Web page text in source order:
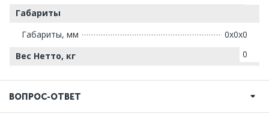
Габариты
Габариты, мм
0х0х0
Вес Нетто, кг
0
ВОПРОС-ОТВЕТ